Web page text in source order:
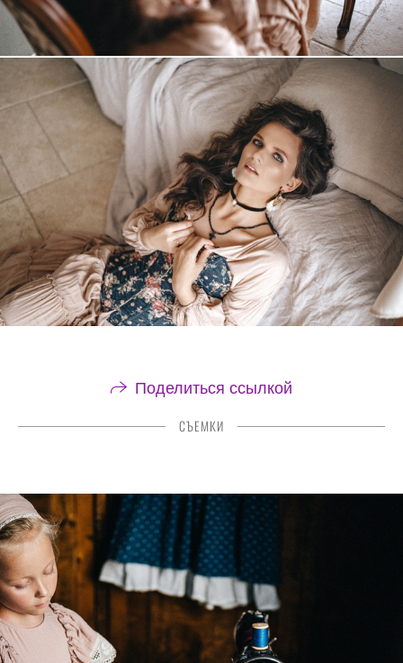
Поделиться ссылкой
СЪЕМКИ